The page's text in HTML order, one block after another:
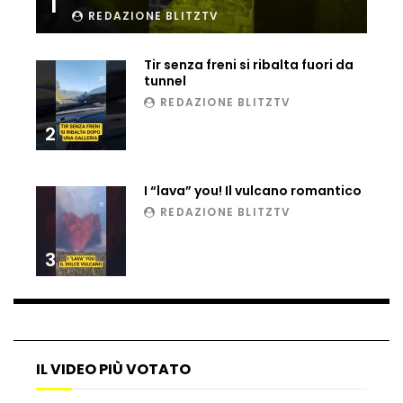
Ucraina, ecco come gli F16 intercettano
i droni russi
Tir bloccato sul passaggio a livello:
treno lo distrugge
Parco divertimenti, attrazione cede
all’improvviso
tragedia a Petén
REDAZIONE BLITZTV
2
Tir senza freni si ribalta fuori da
tunnel
REDAZIONE BLITZTV
3
I “lava” you! Il vulcano romantico
REDAZIONE BLITZTV
IL VIDEO PIÙ VOTATO